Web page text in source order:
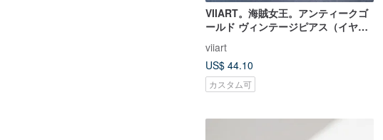
VIIART。海賊女王。アンティークゴ
ールド ヴィンテージピアス（イヤリ
viiart
US$ 44.10
カスタム可